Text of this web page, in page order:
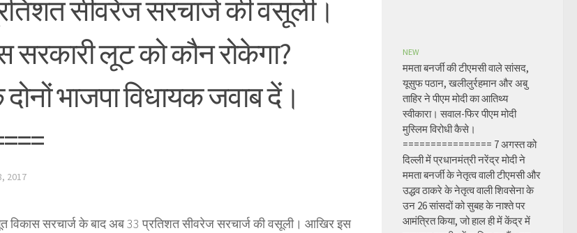
सीवरेज सरचार्ज की वसूली।
लूट को कौन रोकेगा?
भाजपा विधायक जवाब दें।
2017
विकास सरचार्ज के बाद अब 33 प्रतिशत सीवरेज सरचार्ज की वसूली। आखिर इस
NEW
ममता बनर्जी की टीएमसी वाले सांसद,
यूसुफ पठान, खलीलुर्रहमान और अबु
ताहिर ने पीएम मोदी का आतिथ्य
स्वीकारा। सवाल-फिर पीएम मोदी
मुस्लिम विरोधी कैसे।
================ 7 अगस्त को
दिल्ली में प्रधानमंत्री नरेंद्र मोदी ने
ममता बनर्जी के नेतृत्व वाली टीएमसी और
उद्धव ठाकरे के नेतृत्व वाली शिवसेना के
उन 26 सांसदों को सुबह के नाश्ते पर
आमंत्रित किया, जो हाल ही में केंद्र में